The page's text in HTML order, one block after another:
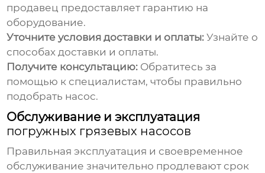
продавец предоставляет гарантию на
оборудование.
Уточните условия доставки и оплаты: Узнайте о
способах доставки и оплаты.
Получите консультацию: Обратитесь за
помощью к специалистам, чтобы правильно
подобрать насос.
Обслуживание и эксплуатация
погружных грязевых насосов
Правильная эксплуатация и своевременное
обслуживание значительно продлевают срок